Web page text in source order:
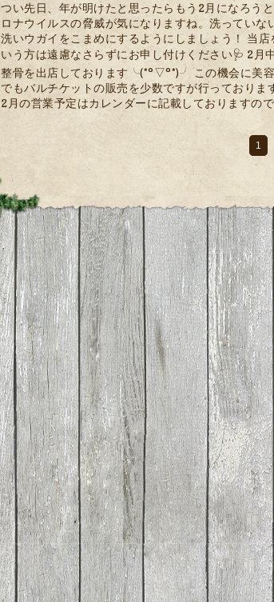
つい先日、年が明けたと思ったらもう2月になろう
ロナウイルスの脅威が気になりますね。洗ってい
洗いウガイをこまめにするようにしましょう！ 当
いう方は遠慮なさらずにお申し付けください🩺 2月
整骨を出店しております╰(*°▽°*)╯ この機会に美
でもバルチケットの販売を少数ですが行っており
2月の営業予定はカレンダーに記載しておりますの
1